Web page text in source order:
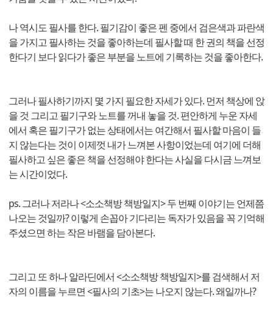
나 역시도 필사를 한다. 필기감이 좋은 펜 중에서 검은색과 파란색
을 가지고 필사하는 것을 좋아하는데 필사할 때 한 권의 책을 선정
한다기 보다 읽다가 좋은 부분을 노트에 기록하는 것을 좋아한다.
그러나 필사하기까지 몇 가지 필요한 자세가 있다. 먼저 책상에 앉
을 것 그리고 필기구와 노트를 꺼내 놓을 것. 편안하게 누운 자세
에서 혹은 필기구가 없는 상태에서는 여간해서 필사할 마음이 들
지 않는다는 것이 이제껏 내가 느껴본 사항이었는데 여기에 더해
필사하고 싶은 좋은 책을 선정해야 한다는 사실을 다시금 느껴보
는 시간이었다.
ps. 그러나 저라나 <소소책방 책방일지> 두 번째 이야기는 언제쯤
나오는 것일까? 이렇게 손꼽아 기다리는 독자가 있음을 꼭 기억해
주셨으면 하는 작은 바램을 담아본다.
그리고 또 하나 알라딘에서 <소소책방 책방일지>를 검색해서 저
자의 이름을 누르면 <필사의 기초>는 나오지 않는다. 왜일까나?